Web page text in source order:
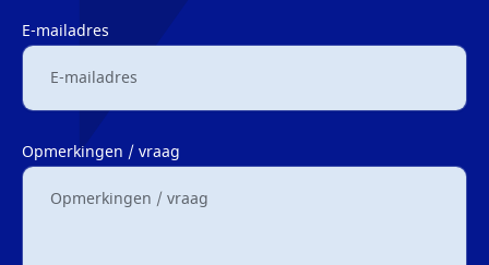
E-mailadres
Opmerkingen / vraag